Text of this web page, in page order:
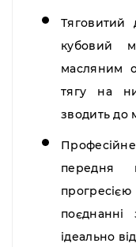
Тяговитий
кубовий
масляним
тягу на
зводить до
Професійне
передня
ідеально